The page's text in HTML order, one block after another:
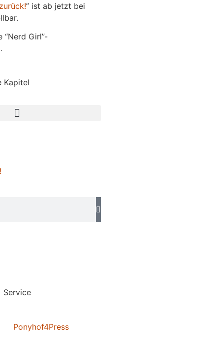
” ist ab jetzt bei
“Nerd Girl”-
.
Kapitel
Service
Ponyhof4Press